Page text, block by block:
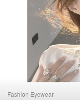
Fashion Eyewear